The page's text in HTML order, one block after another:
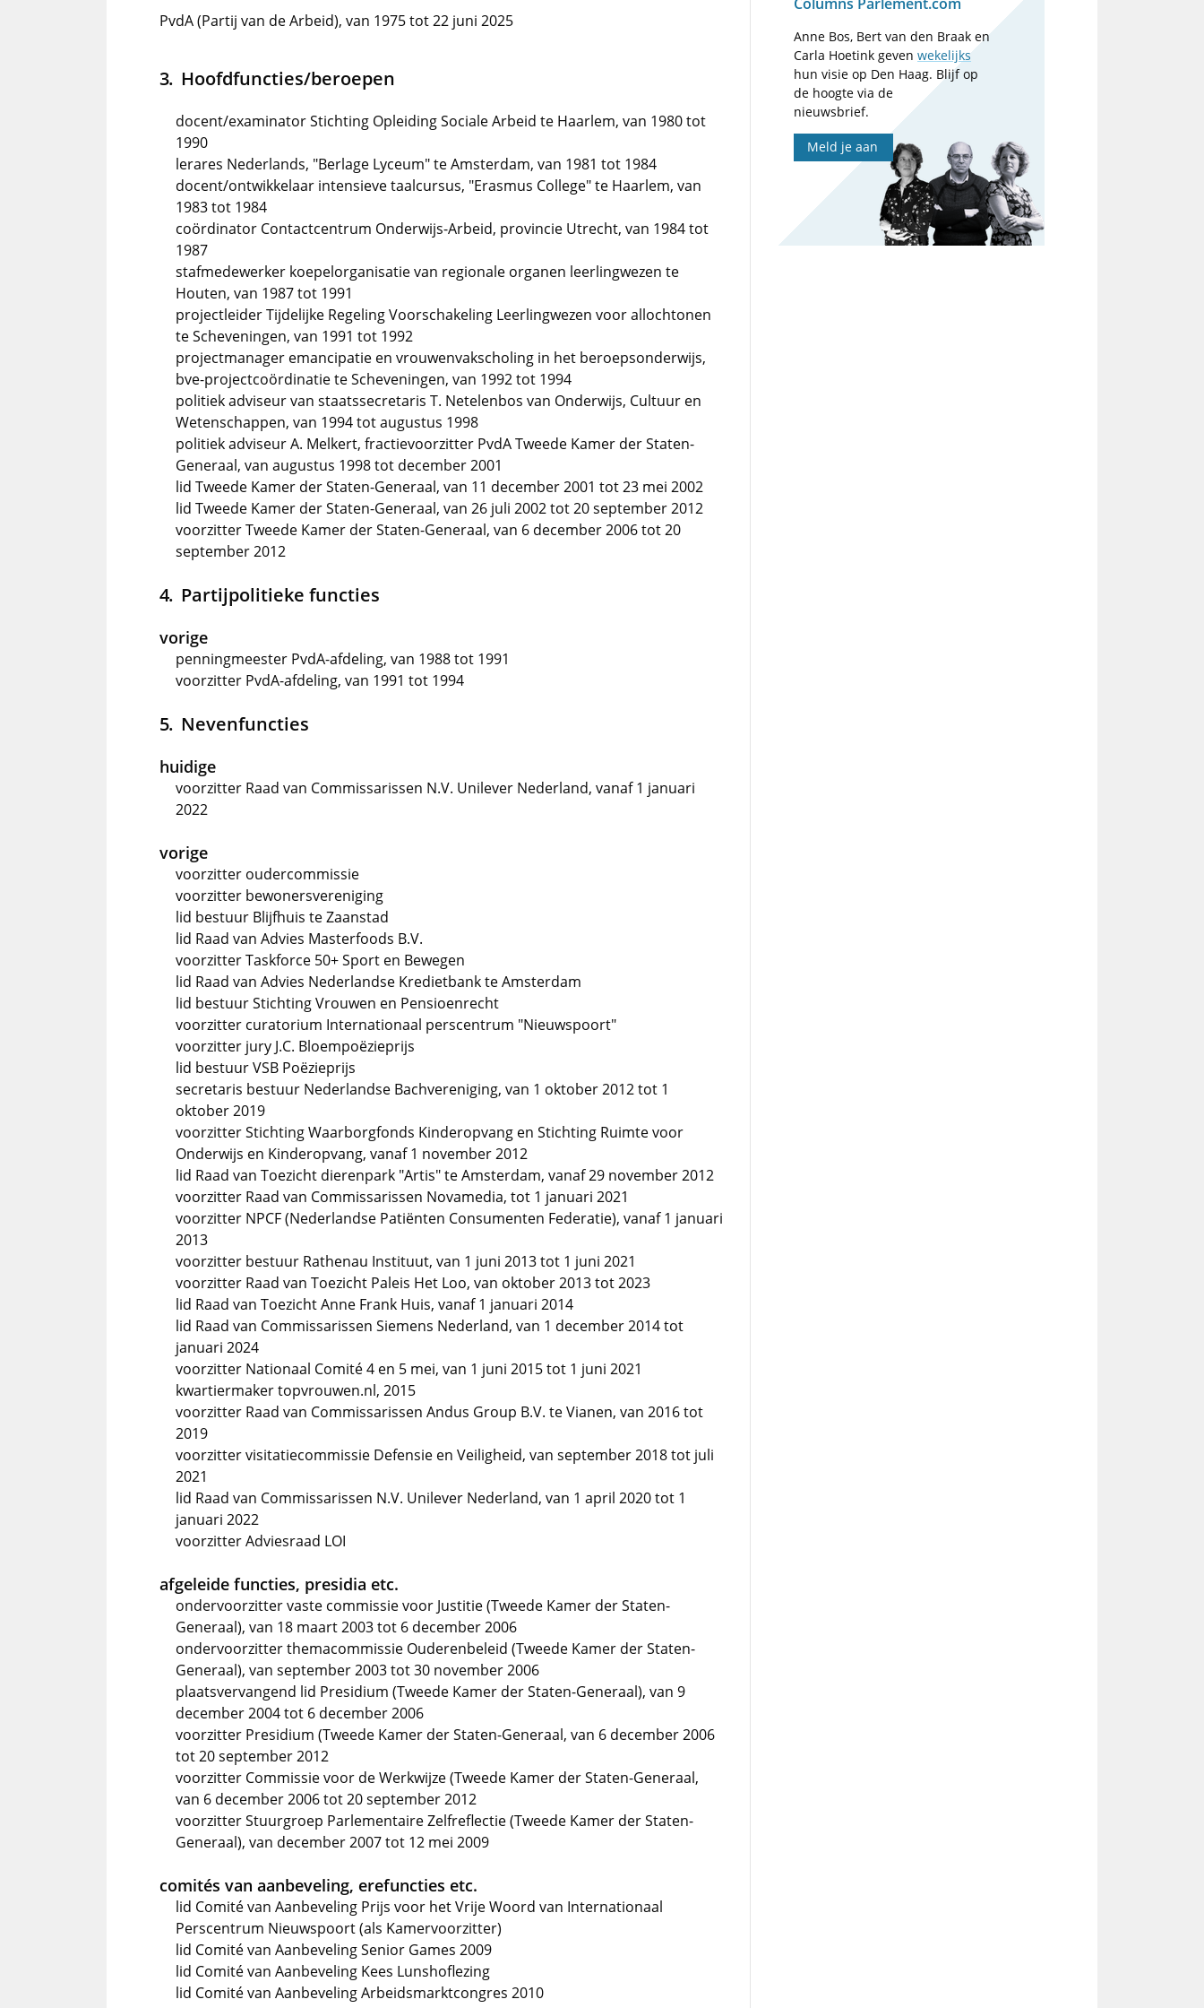
PvdA (Partij van de Arbeid), van 1975 tot 22 juni 2025
Hoofdfuncties/beroepen
docent/examinator Stichting Opleiding Sociale Arbeid te Haarlem, van 1980 tot
1990
lerares Nederlands, "Berlage Lyceum" te Amsterdam, van 1981 tot 1984
docent/ontwikkelaar intensieve taalcursus, "Erasmus College" te Haarlem, van
1983 tot 1984
coördinator Contactcentrum Onderwijs-Arbeid, provincie Utrecht, van 1984 tot
1987
stafmedewerker koepelorganisatie van regionale organen leerlingwezen te
Houten, van 1987 tot 1991
projectleider Tijdelijke Regeling Voorschakeling Leerlingwezen voor allochtonen
te Scheveningen, van 1991 tot 1992
projectmanager emancipatie en vrouwenvakscholing in het beroepsonderwijs,
bve-projectcoördinatie te Scheveningen, van 1992 tot 1994
politiek adviseur van staatssecretaris T. Netelenbos van Onderwijs, Cultuur en
Wetenschappen, van 1994 tot augustus 1998
politiek adviseur A. Melkert, fractievoorzitter PvdA Tweede Kamer der Staten-
Generaal, van augustus 1998 tot december 2001
lid Tweede Kamer der Staten-Generaal, van 11 december 2001 tot 23 mei 2002
lid Tweede Kamer der Staten-Generaal, van 26 juli 2002 tot 20 september 2012
voorzitter Tweede Kamer der Staten-Generaal, van 6 december 2006 tot 20
september 2012
Partijpolitieke functies
vorige
penningmeester PvdA-afdeling, van 1988 tot 1991
voorzitter PvdA-afdeling, van 1991 tot 1994
Nevenfuncties
huidige
voorzitter Raad van Commissarissen N.V. Unilever Nederland, vanaf 1 januari
2022
vorige
voorzitter oudercommissie
voorzitter bewonersvereniging
lid bestuur Blijfhuis te Zaanstad
lid Raad van Advies Masterfoods B.V.
voorzitter Taskforce 50+ Sport en Bewegen
lid Raad van Advies Nederlandse Kredietbank te Amsterdam
lid bestuur Stichting Vrouwen en Pensioenrecht
voorzitter curatorium Internationaal perscentrum "Nieuwspoort"
voorzitter jury J.C. Bloempoëzieprijs
lid bestuur VSB Poëzieprijs
secretaris bestuur Nederlandse Bachvereniging, van 1 oktober 2012 tot 1
oktober 2019
voorzitter Stichting Waarborgfonds Kinderopvang en Stichting Ruimte voor
Onderwijs en Kinderopvang, vanaf 1 november 2012
lid Raad van Toezicht dierenpark "Artis" te Amsterdam, vanaf 29 november 2012
voorzitter Raad van Commissarissen Novamedia, tot 1 januari 2021
voorzitter NPCF (Nederlandse Patiënten Consumenten Federatie), vanaf 1 januari
2013
voorzitter bestuur Rathenau Instituut, van 1 juni 2013 tot 1 juni 2021
voorzitter Raad van Toezicht Paleis Het Loo, van oktober 2013 tot 2023
lid Raad van Toezicht Anne Frank Huis, vanaf 1 januari 2014
lid Raad van Commissarissen Siemens Nederland, van 1 december 2014 tot
januari 2024
voorzitter Nationaal Comité 4 en 5 mei, van 1 juni 2015 tot 1 juni 2021
kwartiermaker topvrouwen.nl, 2015
voorzitter Raad van Commissarissen Andus Group B.V. te Vianen, van 2016 tot
2019
voorzitter visitatiecommissie Defensie en Veiligheid, van september 2018 tot juli
2021
lid Raad van Commissarissen N.V. Unilever Nederland, van 1 april 2020 tot 1
januari 2022
voorzitter Adviesraad LOI
afgeleide functies, presidia etc.
ondervoorzitter vaste commissie voor Justitie (Tweede Kamer der Staten-
Generaal), van 18 maart 2003 tot 6 december 2006
ondervoorzitter themacommissie Ouderenbeleid (Tweede Kamer der Staten-
Generaal), van september 2003 tot 30 november 2006
plaatsvervangend lid Presidium (Tweede Kamer der Staten-Generaal), van 9
december 2004 tot 6 december 2006
voorzitter Presidium (Tweede Kamer der Staten-Generaal, van 6 december 2006
tot 20 september 2012
voorzitter Commissie voor de Werkwijze (Tweede Kamer der Staten-Generaal,
van 6 december 2006 tot 20 september 2012
voorzitter Stuurgroep Parlementaire Zelfreflectie (Tweede Kamer der Staten-
Generaal), van december 2007 tot 12 mei 2009
comités van aanbeveling, erefuncties etc.
lid Comité van Aanbeveling Prijs voor het Vrije Woord van Internationaal
Perscentrum Nieuwspoort (als Kamervoorzitter)
lid Comité van Aanbeveling Senior Games 2009
lid Comité van Aanbeveling Kees Lunshoflezing
lid Comité van Aanbeveling Arbeidsmarktcongres 2010
Anne Bos, Bert van den Braak en
Carla Hoetink gevenwekelijks
hun visie op Den Haag. Blijf op
de hoogte via de
nieuwsbrief.
Meld je aan